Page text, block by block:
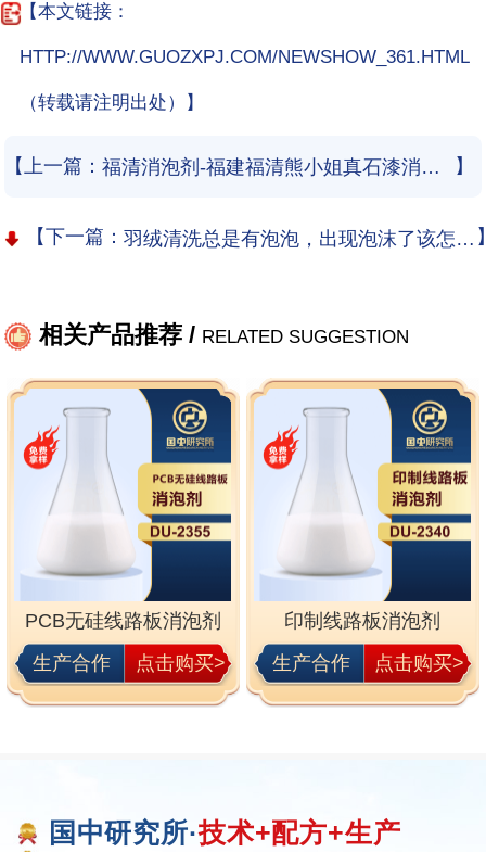
【本文链接：
HTTP://WWW.GUOZXPJ.COM/NEWSHOW_361.HTML
（转载请注明出处）】
【上一篇： 福清消泡剂-福建福清熊小姐真石漆消泡剂使用和应用案例 】
【下一篇： 羽绒清洗总是有泡泡，出现泡沫了该怎么办？
相关产品推荐 / RELATED SUGGESTION
PCB无硅线路板消泡剂
生产合作
点击购买>
印制线路板消泡剂
生产合作
点击购买>
国中研究所·技术+配方+生产